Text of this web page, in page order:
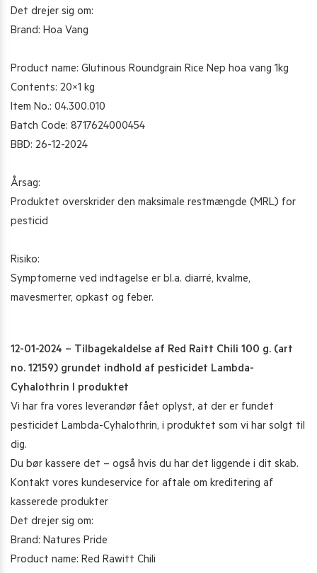
Det drejer sig om:
Brand: Hoa Vang
Product name: Glutinous Roundgrain Rice Nep hoa vang 1kg
Contents: 20×1 kg
Item No.: 04.300.010
Batch Code: 8717624000454
BBD: 26-12-2024
Årsag:
Produktet overskrider den maksimale restmængde (MRL) for
pesticid
Risiko:
Symptomerne ved indtagelse er bl.a. diarré, kvalme,
mavesmerter, opkast og feber.
12-01-2024 – Tilbagekaldelse af Red Raitt Chili 100 g. (art
no. 12159) grundet indhold af pesticidet Lambda-
Cyhalothrin I produktet
Vi har fra vores leverandør fået oplyst, at der er fundet
pesticidet Lambda-Cyhalothrin, i produktet som vi har solgt til
dig.
Du bør kassere det – også hvis du har det liggende i dit skab.
Kontakt vores kundeservice for aftale om kreditering af
kasserede produkter
Det drejer sig om:
Brand: Natures Pride
Product name: Red Rawitt Chili